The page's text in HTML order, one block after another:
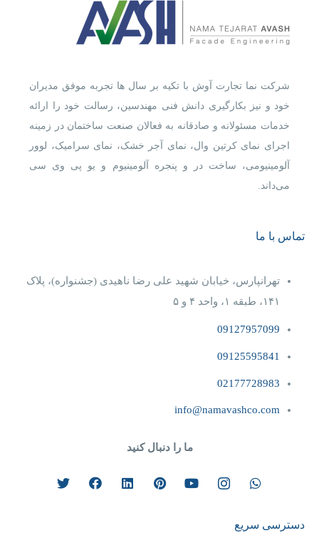
شرکت نما تجارت آوش با تکیه بر سال ها تجربه موفق مدیران
خود و نیز بکارگیری دانش فنی مهندسین، رسالت خود را ارائه
خدمات مسئولانه و صادقانه به فعالان صنعت ساختمان در زمینه
اجرای نمای کرتین وال، نمای آجر خشک، نمای سرامیک، لوور
آلومینیومی، ساخت در و پنجره آلومینیوم و یو پی وی سی
می‌داند.
تماس با ما
تهرانپارس، خیابان شهید علی رضا ناهیدی (جشنواره)، پلاک
۱۴۱، طبقه ۱، واحد ۴‌ و‌ ۵
09127957099
09125595841
02177728983
info@namavashco.com
ما را دنبال کنید
دسترسی سریع